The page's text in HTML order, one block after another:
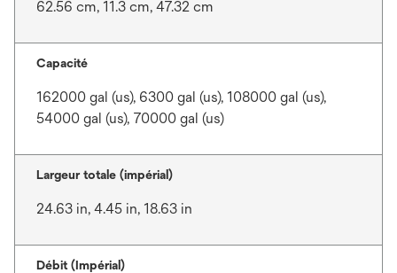
62.56 cm, 11.3 cm, 47.32 cm
Capacité
162000 gal (us), 6300 gal (us), 108000 gal (us),
54000 gal (us), 70000 gal (us)
Largeur totale (impérial)
24.63 in, 4.45 in, 18.63 in
Débit (Impérial)